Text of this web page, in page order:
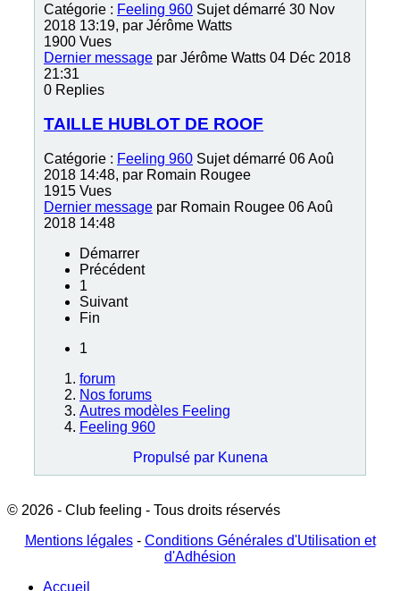
Catégorie : Feeling 960 Sujet démarré 30 Nov
2018 13:19, par Jérôme Watts
1900 Vues
Dernier message par Jérôme Watts 04 Déc 2018
21:31
0 Replies
TAILLE HUBLOT DE ROOF
Catégorie : Feeling 960 Sujet démarré 06 Aoû
2018 14:48, par Romain Rougee
1915 Vues
Dernier message par Romain Rougee 06 Aoû
2018 14:48
Démarrer
Précédent
1
Suivant
Fin
1
forum
Nos forums
Autres modèles Feeling
Feeling 960
Propulsé par Kunena
© 2026 - Club feeling - Tous droits réservés
Mentions légales- Conditions Générales d'Utilisation et
d'Adhésion
Accueil